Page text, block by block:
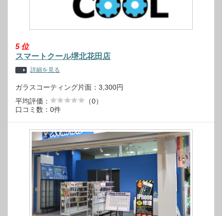
5位
スマートクール堺北花田店
詳細を見る
ガラスコーティング片面：3,300円
平均評価：
（0）
口コミ数：0件